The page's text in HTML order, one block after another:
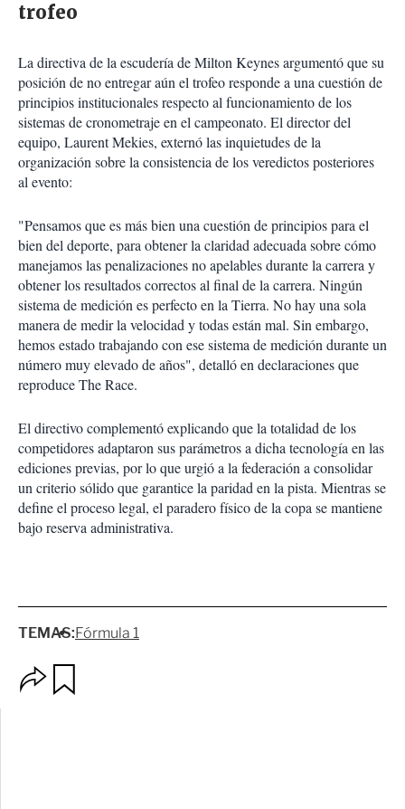
trofeo
La directiva de la escudería de Milton Keynes argumentó que su
posición de no entregar aún el trofeo responde a una cuestión de
principios institucionales respecto al funcionamiento de los
sistemas de cronometraje en el campeonato. El director del
equipo, Laurent Mekies, externó las inquietudes de la
organización sobre la consistencia de los veredictos posteriores
al evento:
"Pensamos que es más bien una cuestión de principios para el
bien del deporte, para obtener la claridad adecuada sobre cómo
manejamos las penalizaciones no apelables durante la carrera y
obtener los resultados correctos al final de la carrera. Ningún
sistema de medición es perfecto en la Tierra. No hay una sola
manera de medir la velocidad y todas están mal. Sin embargo,
hemos estado trabajando con ese sistema de medición durante un
número muy elevado de años", detalló en declaraciones que
reproduce The Race.
El directivo complementó explicando que la totalidad de los
competidores adaptaron sus parámetros a dicha tecnología en las
ediciones previas, por lo que urgió a la federación a consolidar
un criterio sólido que garantice la paridad en la pista. Mientras se
define el proceso legal, el paradero físico de la copa se mantiene
bajo reserva administrativa.
TEMAS:Fórmula 1